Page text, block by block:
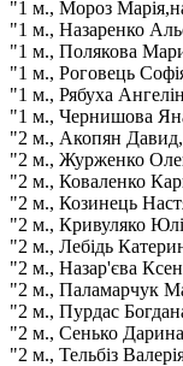
"1 м., Мороз
"1 м., Назаренко
"1 м., Полякова
"1 м., Роговець
"1 м., Рябуха
"1 м., Чернишова
"2 м., Акопян Давид,
"2 м., Журженко
"2 м., Коваленко
"2 м., Козинець
"2 м., Кривуляко
"2 м., Лебідь
"2 м., Назар'єва
"2 м., Паламарчук
"2 м., Пурдас
"2 м., Сенько
"2 м., Тельбіз